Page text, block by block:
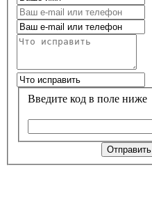
Введите код в поле ниже